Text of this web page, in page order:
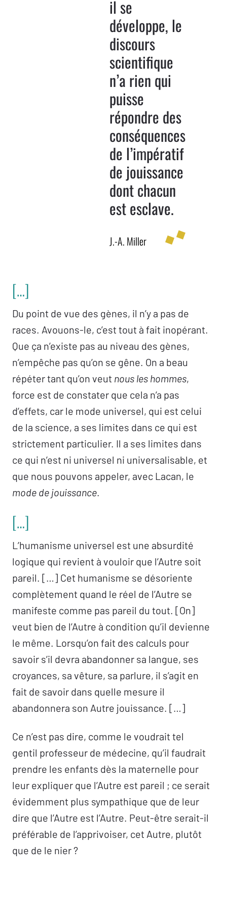
il se
développe, le
discours
scientifique
n’a rien qui
puisse
répondre des
conséquences
de l’impératif
de jouissance
dont chacun
est esclave.
J.-A. Miller
[…]
Du point de vue des gènes, il n’y a pas de
races. Avouons-le, c’est tout à fait inopérant.
Que ça n’existe pas au niveau des gènes,
n’empêche pas qu’on se gêne. On a beau
répéter tant qu’on veut nous les hommes,
force est de constater que cela n’a pas
d’effets, car le mode universel, qui est celui
de la science, a ses limites dans ce qui est
strictement particulier. Il a ses limites dans
ce qui n’est ni universel ni universalisable, et
que nous pouvons appeler, avec Lacan, le
mode de jouissance.
[…]
L’humanisme universel est une absurdité
logique qui revient à vouloir que l’Autre soit
pareil. […] Cet humanisme se désoriente
complètement quand le réel de l’Autre se
manifeste comme pas pareil du tout. [On]
veut bien de l’Autre à condition qu’il devienne
le même. Lorsqu’on fait des calculs pour
savoir s’il devra abandonner sa langue, ses
croyances, sa vêture, sa parlure, il s’agit en
fait de savoir dans quelle mesure il
abandonnera son Autre jouissance. […]
Ce n’est pas dire, comme le voudrait tel
gentil professeur de médecine, qu’il faudrait
prendre les enfants dès la maternelle pour
leur expliquer que l’Autre est pareil ; ce serait
évidemment plus sympathique que de leur
dire que l’Autre est l’Autre. Peut-être serait-il
préférable de l’apprivoiser, cet Autre, plutôt
que de le nier ?